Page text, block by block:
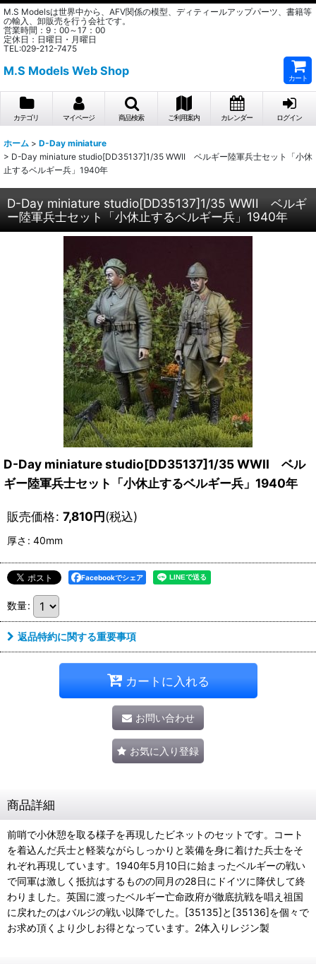
M.S Modelsは世界中から、AFV関係の模型、ディティールアップパーツ、書籍等
の輸入、卸販売を行う会社です。
営業時間：9：00～17：00
定休日：日曜日・月曜日
TEL:029-212-7475
M.S Models Web Shop
カート
カテゴリ マイページ 商品検索 ご利用案内 カレンダー ログイン
ホーム > D-Day miniature
> D-Day miniature studio[DD35137]1/35 WWII ベルギー陸軍兵士セット「小休
止するベルギー兵」1940年
D-Day miniature studio[DD35137]1/35 WWII ベルギ
ー陸軍兵士セット「小休止するベルギー兵」1940年
D-Day miniature studio[DD35137]1/35 WWII ベル
ギー陸軍兵士セット「小休止するベルギー兵」1940年
販売価格: 7,810円(税込)
厚さ : 40mm
Facebookでシェア
数量:
返品特約に関する重要事項
カートに入れる
お問い合わせ
お気に入り登録
商品詳細
前哨で小休憩を取る様子を再現したビネットのセットです。コート
を着込んだ兵士と軽装ながらしっかりと装備を身に着けた兵士をそ
れぞれ再現しています。1940年5月10日に始まったベルギーの戦い
で同軍は激しく抵抗はするものの同月の28日にドイツに降伏して終
わりました。英国に渡ったベルギー亡命政府が徹底抗戦を唱え祖国
に戻れたのはバルジの戦い以降でした。[35135]と[35136]を個々で
お求め頂くより少しお得となっています。2体入りレジン製